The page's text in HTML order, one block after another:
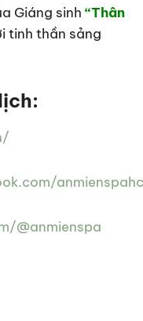
Giáng sinh “Thân
tinh thần sảng
@anmienspa